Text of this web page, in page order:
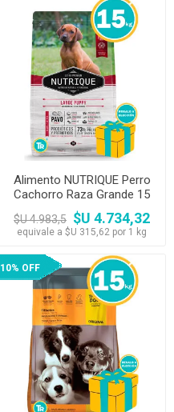
Alimento NUTRIQUE Perro
Cachorro Raza Grande 15
kg
$U 4.983,5 $U 4.734,32
equivale a $U 315,62 por 1 kg
10% OFF